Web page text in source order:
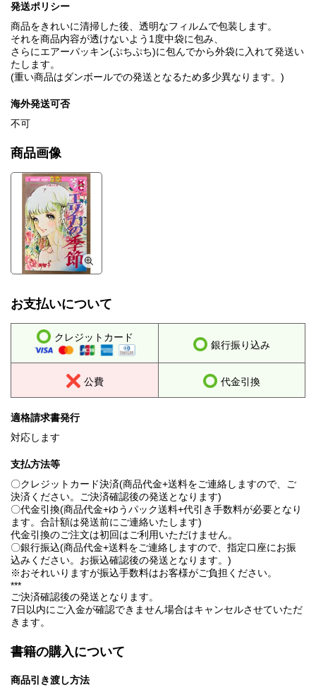
発送ポリシー
商品をきれいに清掃した後、透明なフィルムで包装します。
それを商品内容が透けないよう1度中袋に包み、
さらにエアーパッキン(ぷちぷち)に包んでから外袋に入れて発送い
たします。
(重い商品はダンボールでの発送となるため多少異なります。)
海外発送可否
不可
商品画像
お支払いについて
クレジットカード
銀行振り込み
公費 代金引換
適格請求書発行
対応します
支払方法等
〇クレジットカード決済(商品代金+送料をご連絡しますので、ご
決済ください。ご決済確認後の発送となります)
〇代金引換(商品代金+ゆうパック送料+代引き手数料が必要となり
ます。合計額は発送前にご連絡いたします)
代金引換のご注文は初回はご利用いただけません。
〇銀行振込(商品代金+送料をご連絡しますので、指定口座にお振
込みください。お振込確認後の発送となります。)
※おそれいりますが振込手数料はお客様がご負担ください。
***
ご決済確認後の発送となります。
7日以内にご入金が確認できません場合はキャンセルさせていただ
きます。
書籍の購入について
商品引き渡し方法